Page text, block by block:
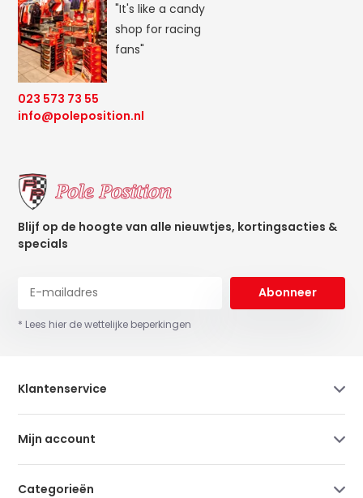
"It's like a candy
shop for racing
fans"
023 573 73 55
info@poleposition.nl
Blijf op de hoogte van alle nieuwtjes, kortingsacties &
specials
Abonneer
* Lees hier de wettelijke beperkingen
Klantenservice
Mijn account
Categorieën